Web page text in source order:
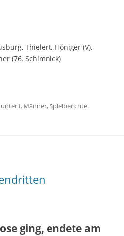
Thielert, Höniger (V),
(76. Schimnick)
unter I. Männer,Spielberichte
ging, endete am